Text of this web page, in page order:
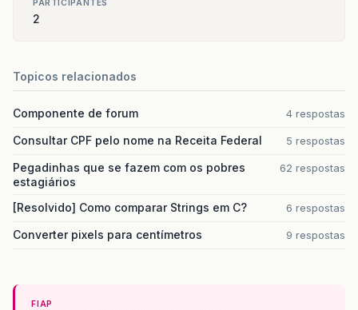
PARTICIPANTES
2
Topicos relacionados
Componente de forum 4 respostas
Consultar CPF pelo nome na Receita Federal 5 respostas
Pegadinhas que se fazem com os pobres
estagiários
62 respostas
[Resolvido] Como comparar Strings em C? 6 respostas
Converter pixels para centímetros 9 respostas
FIAP